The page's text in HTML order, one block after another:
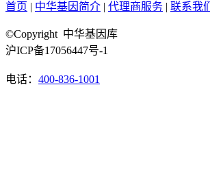
首页 | 中华基因简介 | 代理商服务 | 联系我们
©Copyright 中华基因库
沪ICP备17056447号-1
电话： 400-836-1001